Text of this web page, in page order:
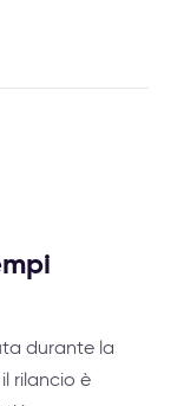
durante la
rilancio è